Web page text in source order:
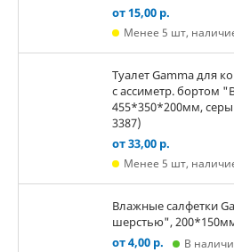
от 15,00 р.
Менее 5 шт,
Туалет Gamma для
с ассиметр. бортом
455*350*200мм,
3387)
от 33,00 р.
Менее 5 шт,
Влажные салфетки
шерстью",
от 4,00 р.
В